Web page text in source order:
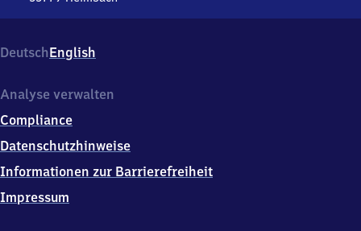
Am
alten
5
7
7
Heimbach
DeutschEnglish
Analyse verwalten
Compliance
Datenschutzhinweise
Informationen zur Barrierefreiheit
Impressum